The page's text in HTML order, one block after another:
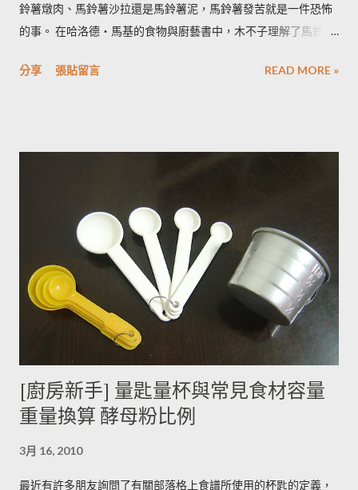
鈴薯燉肉、馬鈴薯沙拉還是馬鈴薯泥，馬鈴薯發苦就是一件恐怖
的事。 在哈洛德‧馬基的食物與廚藝書中，木不子理解了馬鈴薯
房知識！ ◆ 馬鈴薯有苦味正常嗎？ 正常。馬鈴薯以含有大量茄
含量超標的跡象。 此外在壓力環境下生長與光線曝曬環境，都可
能引起生物鹼含量倍增，甚至到正常量(每100公克馬鈴薯含2~15
毫克生物鹼)的三倍。 (書中提到的壓力環境下生長，木不子不是
很了解壓力環境的定義，歡迎有種植經驗的朋友分享。) ◆ 馬鈴
薯應該如何正確儲藏？ 1. 放在陰暗角落避免受光線照射持續增加
生物鹼。 2. 別放進冰箱冷藏，低溫冷藏儲存過的馬鈴薯，切開後
烹煮變黑的情形較常溫儲存的馬鈴薯嚴重。 2014/12/12修正，
木不子誤解《食物與廚藝 蔬果、香料、穀物》 P82~85的文字
意義，請大家掠過這段說法。自己的經驗是冰過的馬鈴薯煮完比
較容易發黑，但是目前還找不到相關的原因。歡迎大家提供。 3.
淨蒸熟，接著再依據料理需求切塊或壓泥分裝，送入冷凍庫冷
凍。必須注意的是，在馬鈴薯冷凍的過程，水分會與澱粉脫離，
分享 張貼留言 READ MORE »
[廚房新手] 量匙量杯與常見食材容量
重量換算 酵母粉比例
3月 16, 2010
最近有許多朋友詢問了有關部落格上食譜所使用的杯匙的定義，